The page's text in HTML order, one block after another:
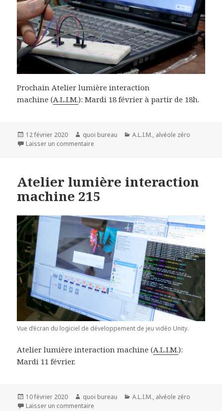
Prochain Atelier lumière interaction
machine (A.L.I.M.): Mardi 18 février à partir de 18h.
Publié
le
12 février 2020 Auteur
quoi bureau Catégories
A.L.I.M., alvéole zéro
Laisser un commentaire
Atelier lumière interaction
machine 215
Vue d’écran du logiciel de développement de jeu vidéo Unity.
Atelier lumière interaction machine (A.L.I.M.):
Mardi 11 février.
Publié
le
10 février 2020 Auteur
quoi bureau Catégories
A.L.I.M., alvéole zéro
Laisser un commentaire